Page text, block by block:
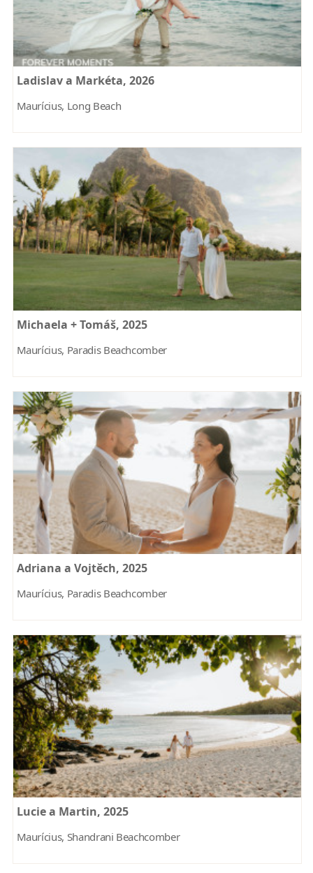
Ladislav a Markéta, 2026
Maurícius, Long Beach
Michaela + Tomáš, 2025
Maurícius, Paradis Beachcomber
Adriana a Vojtěch, 2025
Maurícius, Paradis Beachcomber
Lucie a Martin, 2025
Maurícius, Shandrani Beachcomber